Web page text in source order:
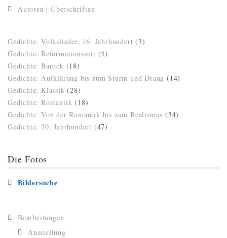
Autoren | Überschriften
Gedichte: Volkslieder, 16. Jahrhundert (3)
Gedichte: Reformationszeit (4)
Gedichte: Barock (18)
Gedichte: Aufklärung bis zum Sturm und Drang (14)
Gedichte: Klassik (28)
Gedichte: Romantik (18)
Gedichte: Von der Romantik bis zum Realismus (34)
Gedichte: 20. Jahrhundert (47)
Die Fotos
Bildersuche
Bearbeitungen
Ausstellung